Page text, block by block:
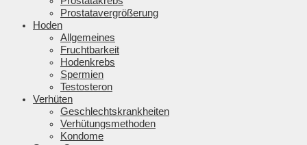
Prostatavergrößerung
Hoden
Allgemeines
Fruchtbarkeit
Hodenkrebs
Spermien
Testosteron
Verhüten
Geschlechtskrankheiten
Verhütungsmethoden
Kondome